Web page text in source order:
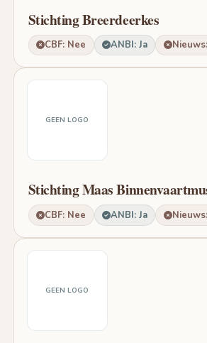
Stichting Breerdeerkes
CBF: Nee ANBI: Ja
GEEN LOGO
Stichting Maas
CBF: Nee ANBI: Ja
GEEN LOGO